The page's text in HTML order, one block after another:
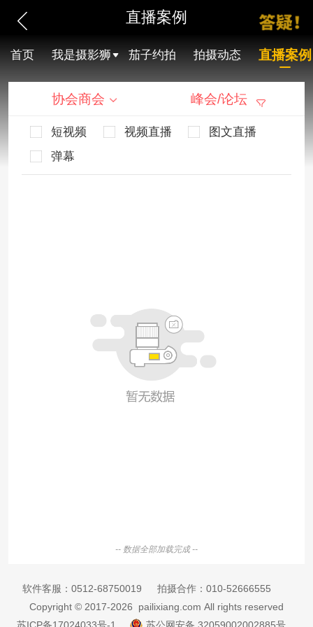
直播案例
首页 我是摄影狮 茄子约拍 拍摄动态 直播案例
协会商会 峰会/论坛
短视频 视频直播
图文直播
弹幕
-- 数据全部加载完成 --
软件客服： 0512-68750019 拍摄合作： 010-52666555
Copyright © 2017-2026 pailixiang.com All rights reserved
苏ICP备17024033号-1
苏公网安备 32059002002885号